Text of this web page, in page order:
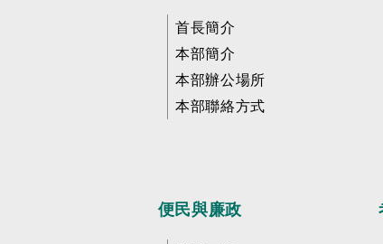
首長簡介
本部簡介
本部辦公場所
本部聯絡方式
便民與廉政